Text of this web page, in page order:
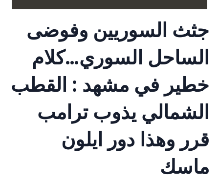
جثث السوريين وفوضى
الساحل السوري…كلام
خطير في مشهد : القطب
الشمالي يذوب ترامب
قرر وهذا دور ايلون
ماسك